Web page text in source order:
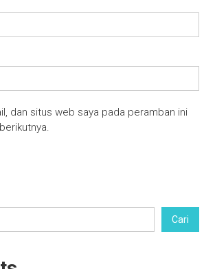
dan situs web saya pada peramban ini
Cari